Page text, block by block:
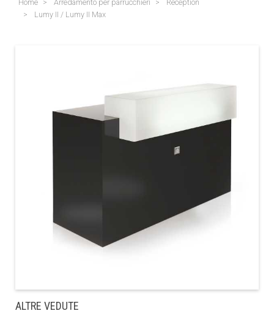
Home Arredamento per parrucchieri
Reception
Lumy II / Lumy II Max
ALTRE VEDUTE